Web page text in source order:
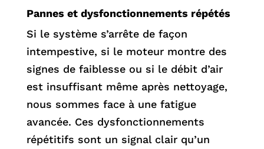
Pannes et dysfonctionnements répétés
Si le système s’arrête de façon
intempestive, si le moteur montre des
signes de faiblesse ou si le débit d’air
est insuffisant même après nettoyage,
nous sommes face à une fatigue
avancée. Ces dysfonctionnements
répétitifs sont un signal clair qu’un